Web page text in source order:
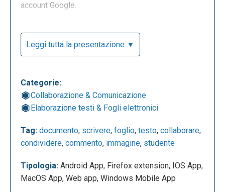
account Google.
Lo spazio bianco centrale rappresenta il foglio su
cui è possibile scrivere. Cliccando su “Documento
mentre l’icona blu in alto a sinistra permette di
tornare alla Home di Documenti, dove sono custoditi
tutti i documenti creati. Attraverso la barra del menù
visibile in alto è possibile gestire le impostazioni
della pagina, ad esempio stampando il documento o
Leggi tutta la presentazione ▼
Categorie:
Collaborazione & Comunicazione
Elaborazione testi & Fogli elettronici
Tag: documento, scrivere, foglio, testo, collaborare,
condividere, commento, immagine, studente
Tipologia: Android App, Firefox extension, IOS App,
MacOS App, Web app, Windows Mobile App